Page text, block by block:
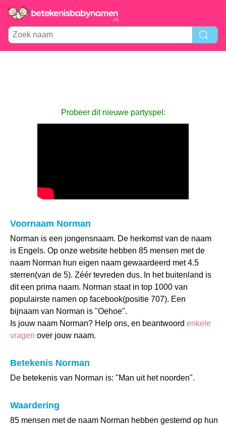
Probeer dit nieuwe partyspel:
Voornaam Norman
Norman is een jongensnaam. De herkomst van de naam
is Engels. Op onze website hebben 85 mensen met de
naam Norman hun eigen naam gewaardeerd met 4.5
sterren(van de 5). Zéér tevreden dus. In het buitenland is
dit een prima naam. Norman staat in top 1000 van
populairste namen op facebook(positie 707). Een
bijnaam van Norman is "Oehoe".
Is jouw naam Norman? Help ons, en beantwoord enkele
vragen over jouw naam.
Betekenis Norman
De betekenis van Norman is: "Man uit het noorden".
Waardering
85 mensen met de naam Norman hebben gestemd op hun